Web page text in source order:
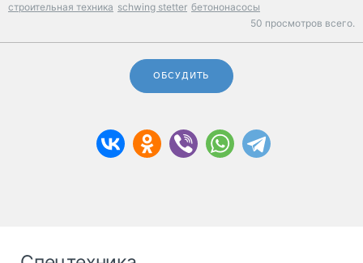
строительная техника schwing stetter бетононасосы
50 просмотров всего.
ОБСУДИТЬ